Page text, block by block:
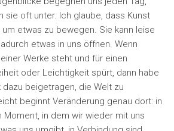
sie oft unter. Ich glaube, dass Kunst
etwas zu bewegen. Sie kann leise
etwas in uns öffnen. Wenn
Werke steht und für einen
oder Leichtigkeit spürt, dann habe
beigetragen, die Welt zu
beginnt Veränderung genau dort: in
Moment, in dem wir wieder mit uns